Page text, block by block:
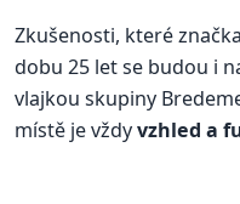
Zkušenosti, které
dobu 25 let se budou i
vlajkou skupiny
místě je vždyvzhled a